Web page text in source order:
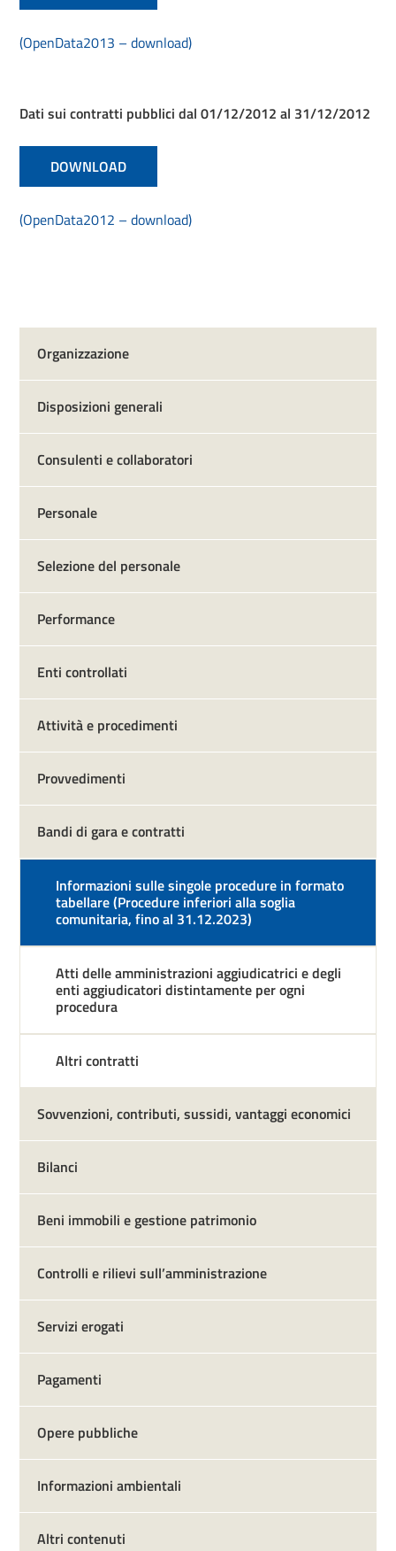
(OpenData2013 – download)
Dati sui contratti pubblici dal 01/12/2012 al 31/12/2012
DOWNLOAD
(OpenData2012 – download)
Organizzazione
Disposizioni generali
Consulenti e collaboratori
Personale
Selezione del personale
Performance
Enti controllati
Attività e procedimenti
Provvedimenti
Bandi di gara e contratti
Informazioni sulle singole procedure in formato
tabellare (Procedure inferiori alla soglia
comunitaria, fino al 31.12.2023)
Atti delle amministrazioni aggiudicatrici e degli
enti aggiudicatori distintamente per ogni
procedura
Altri contratti
Sovvenzioni, contributi, sussidi, vantaggi economici
Bilanci
Beni immobili e gestione patrimonio
Controlli e rilievi sull’amministrazione
Servizi erogati
Pagamenti
Opere pubbliche
Informazioni ambientali
Altri contenuti